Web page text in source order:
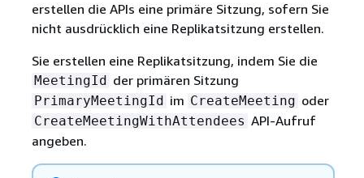
erstellen die APIs eine primäre Sitzung, sofern Sie
nicht ausdrücklich eine Replikatsitzung erstellen.
Sie erstellen eine Replikatsitzung, indem Sie die
MeetingId der primären Sitzung
PrimaryMeetingId im CreateMeeting oder
CreateMeetingWithAttendees API-Aufruf
angeben.